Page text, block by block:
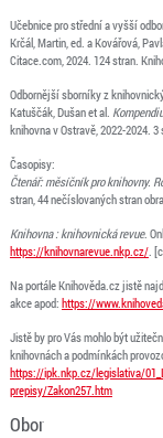
Učebnice pro střední a vyšší
Krčál, Martin, ed. a Kovářová,
Citace.com, 2024. 124 stran.
Odbornější sborníky z
Katuščák, Dušan et al.
knihovna v Ostravě, 2022-2024.
Časopisy:
Čtenář: měsíčník pro knihovny.
stran, 44 nečíslovaných stran
Knihovna : knihovnická revue.
https://knihovnarevue.nkp.cz/.
Na portále Knihověda.cz jistě
akce apod: https://
Jistě by pro Vás mohlo být
knihovnách a podmínkách
https://ipk.nkp.cz/legislativa/
prepisy/Zakon257.htm
Obor